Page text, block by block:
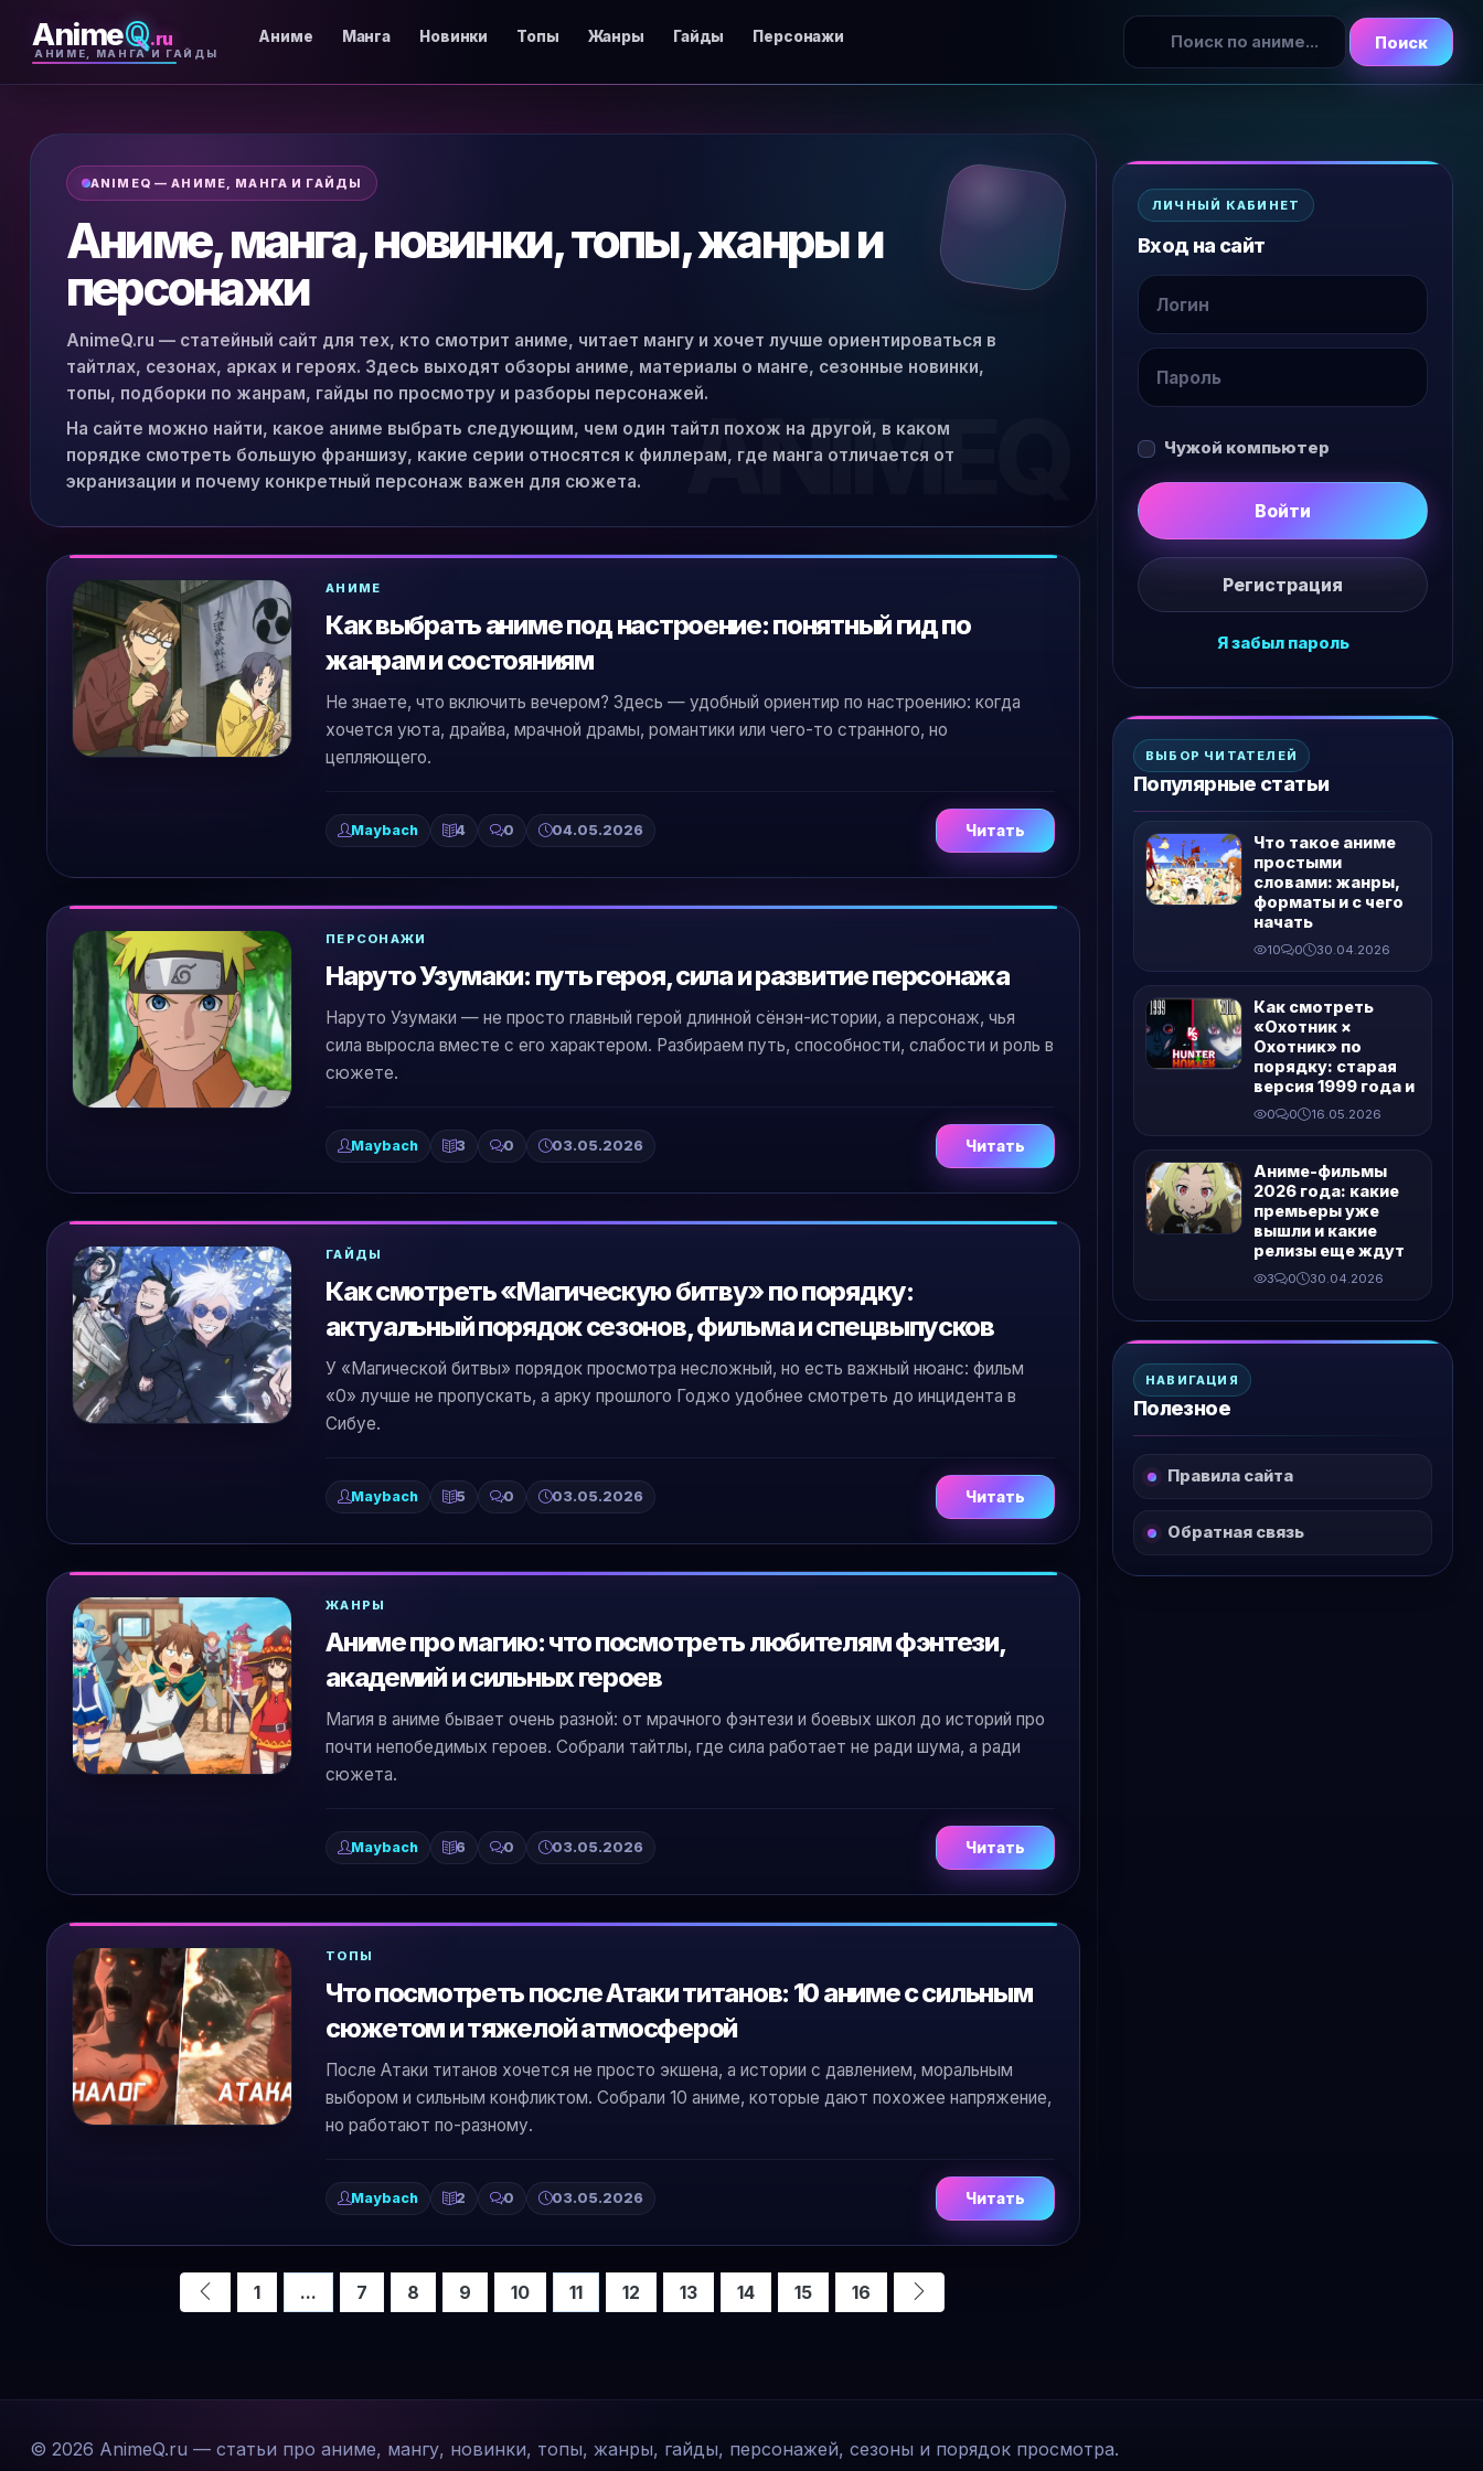
AnimeQ .ru
АНИМЕ, МАНГА И ГАЙДЫ
Аниме Манга Новинки Топы Жанры Гайды Персонажи Поиск
ANIMEQ — АНИМЕ, МАНГА И ГАЙДЫ
Аниме, манга, новинки, топы, жанры и
персонажи
AnimeQ.ru — статейный сайт для тех, кто смотрит аниме, читает мангу и хочет лучше ориентироваться в
тайтлах, сезонах, арках и героях. Здесь выходят обзоры аниме, материалы о манге, сезонные новинки,
топы, подборки по жанрам, гайды по просмотру и разборы персонажей.
На сайте можно найти, какое аниме выбрать следующим, чем один тайтл похож на другой, в каком
порядке смотреть большую франшизу, какие серии относятся к филлерам, где манга отличается от
экранизации и почему конкретный персонаж важен для сюжета.
АНИМЕ
Как выбрать аниме под настроение: понятный гид по
жанрам и состояниям
Не знаете, что включить вечером? Здесь — удобный ориентир по настроению: когда
хочется уюта, драйва, мрачной драмы, романтики или чего-то странного, но
цепляющего.
Maybach 4 0 04.05.2026 Читать
ПЕРСОНАЖИ
Наруто Узумаки: путь героя, сила и развитие персонажа
Наруто Узумаки — не просто главный герой длинной сёнэн-истории, а персонаж, чья
сила выросла вместе с его характером. Разбираем путь, способности, слабости и роль в
сюжете.
Maybach 3 0 03.05.2026 Читать
ГАЙДЫ
Как смотреть «Магическую битву» по порядку:
актуальный порядок сезонов, фильма и спецвыпусков
У «Магической битвы» порядок просмотра несложный, но есть важный нюанс: фильм
«0» лучше не пропускать, а арку прошлого Годжо удобнее смотреть до инцидента в
Сибуе.
Maybach 5 0 03.05.2026 Читать
ЖАНРЫ
Аниме про магию: что посмотреть любителям фэнтези,
академий и сильных героев
Магия в аниме бывает очень разной: от мрачного фэнтези и боевых школ до историй про
почти непобедимых героев. Собрали тайтлы, где сила работает не ради шума, а ради
сюжета.
Maybach 6 0 03.05.2026 Читать
ТОПЫ
Что посмотреть после Атаки титанов: 10 аниме с сильным
сюжетом и тяжелой атмосферой
После Атаки титанов хочется не просто экшена, а истории с давлением, моральным
выбором и сильным конфликтом. Собрали 10 аниме, которые дают похожее напряжение,
но работают по-разному.
Maybach 2 0 03.05.2026 Читать
1 ... 7 8 9 10 11 12 13 14 15 16
ЛИЧНЫЙ КАБИНЕТ
Вход на сайт
Чужой компьютер
Войти
Регистрация
Я забыл пароль
ВЫБОР ЧИТАТЕЛЕЙ
Популярные статьи
Что такое аниме
простыми
словами: жанры,
форматы и с чего
начать
10 0 30.04.2026
Как смотреть
«Охотник ×
Охотник» по
порядку: старая
версия 1999 года и
0 0 16.05.2026
Аниме-фильмы
2026 года: какие
премьеры уже
вышли и какие
релизы еще ждут
3 0 30.04.2026
НАВИГАЦИЯ
Полезное
Правила сайта
Обратная связь
© 2026 AnimeQ.ru — статьи про аниме, мангу, новинки, топы, жанры, гайды, персонажей, сезоны и порядок просмотра.